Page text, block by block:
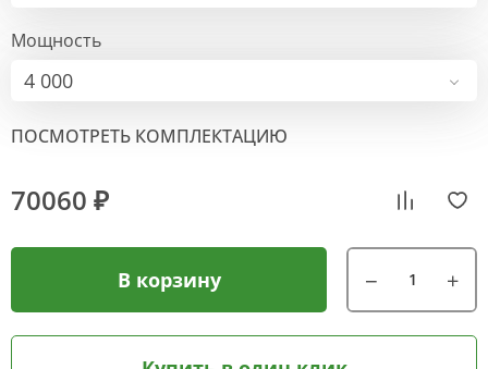
Мощность
4 000
ПОСМОТРЕТЬ КОМПЛЕКТАЦИЮ
70060 ₽
В корзину